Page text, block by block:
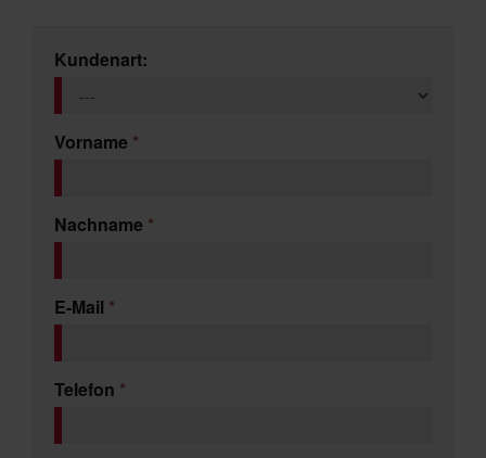
Kundenart:
Vorname *
Nachname *
E-Mail *
Telefon *